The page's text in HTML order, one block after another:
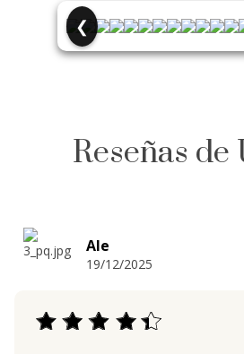
❮
Reseñas
Ale
19/12/2025